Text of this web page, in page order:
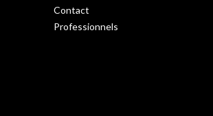
Contact
Professionnels